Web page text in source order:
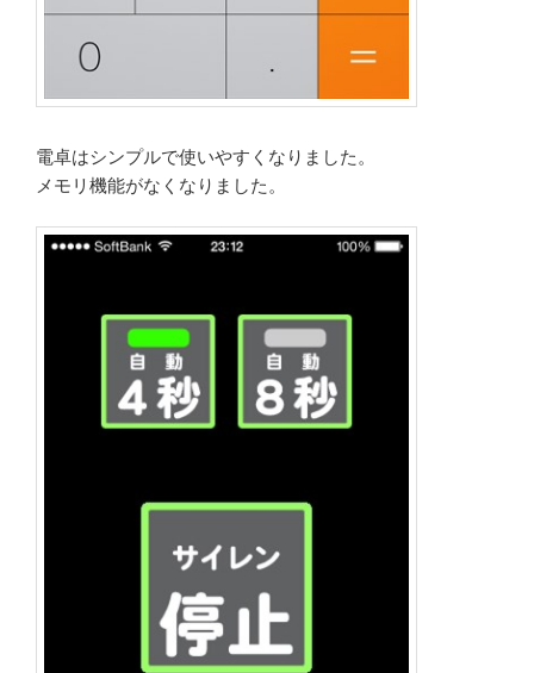
電卓はシンプルで使いやすくなりました。
メモリ機能がなくなりました。